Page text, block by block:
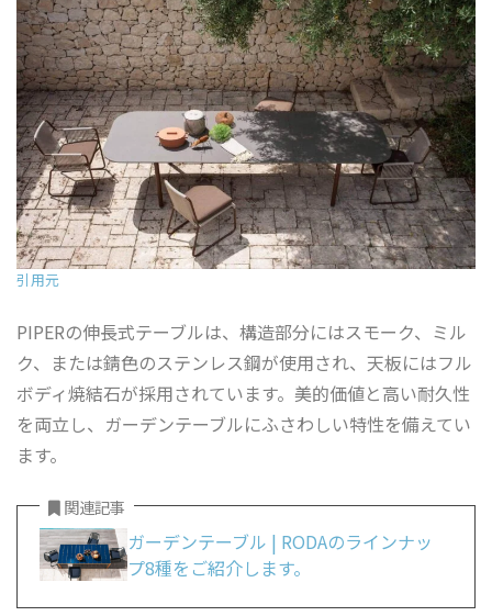
引用元
PIPERの伸長式テーブルは、構造部分にはスモーク、ミル
ク、または錆色のステンレス鋼が使用され、天板にはフル
ボディ焼結石が採用されています。美的価値と高い耐久性
を両立し、ガーデンテーブルにふさわしい特性を備えてい
ます。
関連記事
ガーデンテーブル | RODAのラインナッ
プ8種をご紹介します。